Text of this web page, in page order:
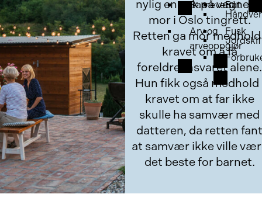
Barnevern
Arv og
arveoppgjør
Båt
Fusk
nylig en sak på vegne
mor i Oslo tingrett.
Retten ga mor
kravet om å få
foreldreansvaret alene.
Hun fikk også medhold
kravet om at far ikke
skulle ha samvær med
datteren, da retten fant
at samvær ikke ville
det beste for barnet.